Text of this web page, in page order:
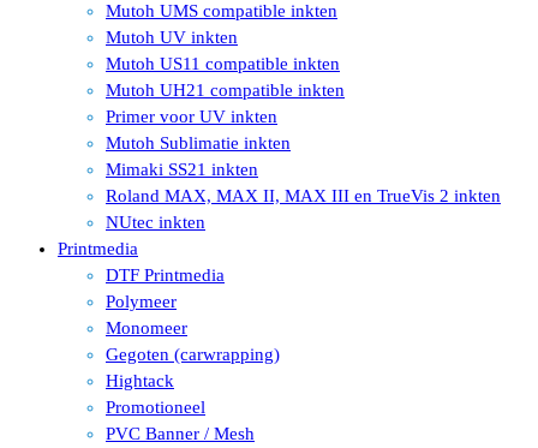
Mutoh UMS compatible inkten
Mutoh UV inkten
Mutoh US11 compatible inkten
Mutoh UH21 compatible inkten
Primer voor UV inkten
Mutoh Sublimatie inkten
Mimaki SS21 inkten
Roland MAX, MAX II, MAX III en TrueVis 2 inkten
NUtec inkten
Printmedia
DTF Printmedia
Polymeer
Monomeer
Gegoten (carwrapping)
Hightack
Promotioneel
PVC Banner / Mesh